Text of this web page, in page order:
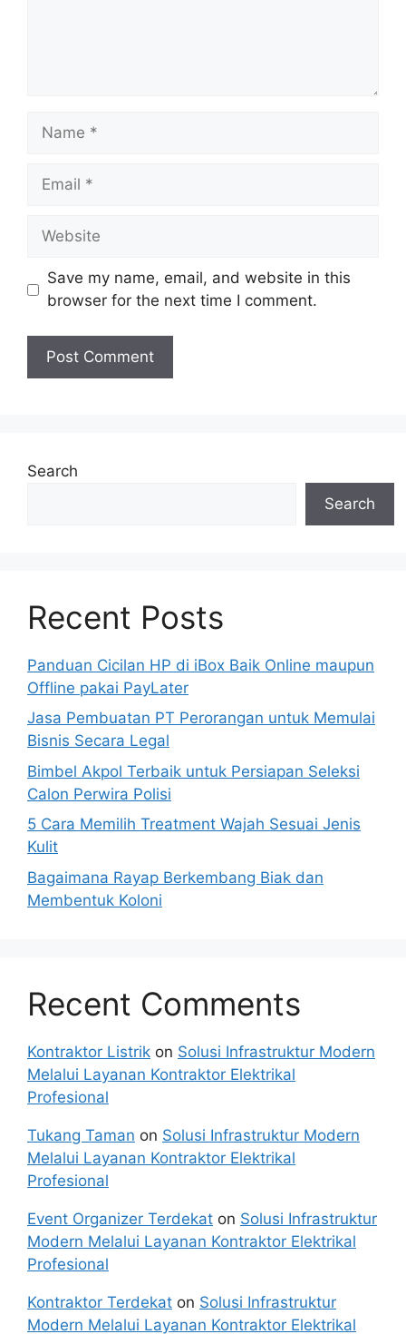
Name
Email
Website
Save my name, email, and website in this
browser for the next time I comment.
Search
Search
Recent Posts
Panduan Cicilan HP di iBox Baik Online maupun
Offline pakai PayLater
Jasa Pembuatan PT Perorangan untuk Memulai
Bisnis Secara Legal
Bimbel Akpol Terbaik untuk Persiapan Seleksi
Calon Perwira Polisi
5 Cara Memilih Treatment Wajah Sesuai Jenis
Kulit
Bagaimana Rayap Berkembang Biak dan
Membentuk Koloni
Recent Comments
Kontraktor Listrik on Solusi Infrastruktur Modern
Melalui Layanan Kontraktor Elektrikal
Profesional
Tukang Taman on Solusi Infrastruktur Modern
Melalui Layanan Kontraktor Elektrikal
Profesional
Event Organizer Terdekat on Solusi Infrastruktur
Modern Melalui Layanan Kontraktor Elektrikal
Profesional
Kontraktor Terdekat on Solusi Infrastruktur
Modern Melalui Layanan Kontraktor Elektrikal